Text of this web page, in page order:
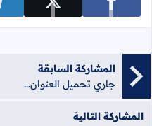
شارك على facebook شارك على x
المشاركة السابقة
جاري تحميل العنوان...
المشاركة التالية